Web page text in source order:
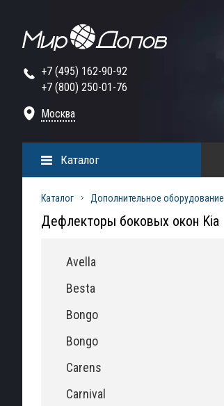
+7 (495) 162-90-92
+7 (800) 250-01-76
Москва
Каталог
Каталог Дополнительное оборудование
Дефлекторы боковых окон Kia
Avella
Besta
Bongo
Bongo
Carens
Carnival